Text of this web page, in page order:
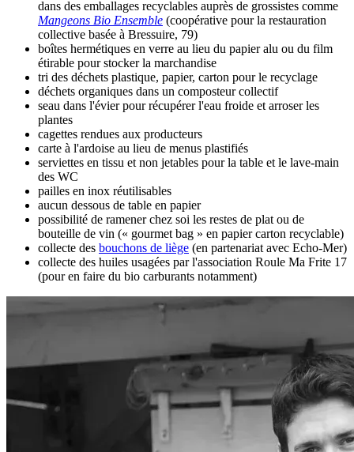
dans des emballages recyclables auprès de grossistes comme
Mangeons Bio Ensemble (coopérative pour la restauration
collective basée à Bressuire, 79)
boîtes hermétiques en verre au lieu du papier alu ou du film
étirable pour stocker la marchandise
tri des déchets plastique, papier, carton pour le recyclage
déchets organiques dans un composteur collectif
seau dans l'évier pour récupérer l'eau froide et arroser les
plantes
cagettes rendues aux producteurs
carte à l'ardoise au lieu de menus plastifiés
serviettes en tissu et non jetables pour la table et le lave-main
des WC
pailles en inox réutilisables
aucun dessous de table en papier
possibilité de ramener chez soi les restes de plat ou de
bouteille de vin (« gourmet bag » en papier carton recyclable)
collecte des bouchons de liège (en partenariat avec Echo-Mer)
collecte des huiles usagées par l'association Roule Ma Frite 17
(pour en faire du bio carburants notamment)